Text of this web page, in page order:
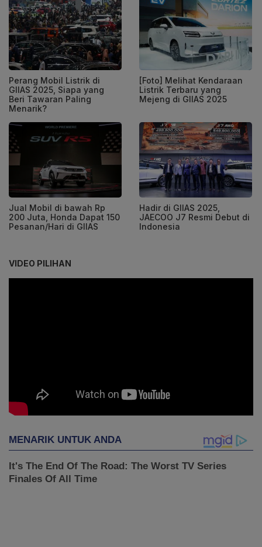
Perang Mobil Listrik di
GIIAS 2025, Siapa yang
Beri Tawaran Paling
Menarik?
[Foto] Melihat Kendaraan
Listrik Terbaru yang
Mejeng di GIIAS 2025
Jual Mobil di bawah Rp
200 Juta, Honda Dapat 150
Pesanan/Hari di GIIAS
Hadir di GIIAS 2025,
JAECOO J7 Resmi Debut di
Indonesia
VIDEO PILIHAN